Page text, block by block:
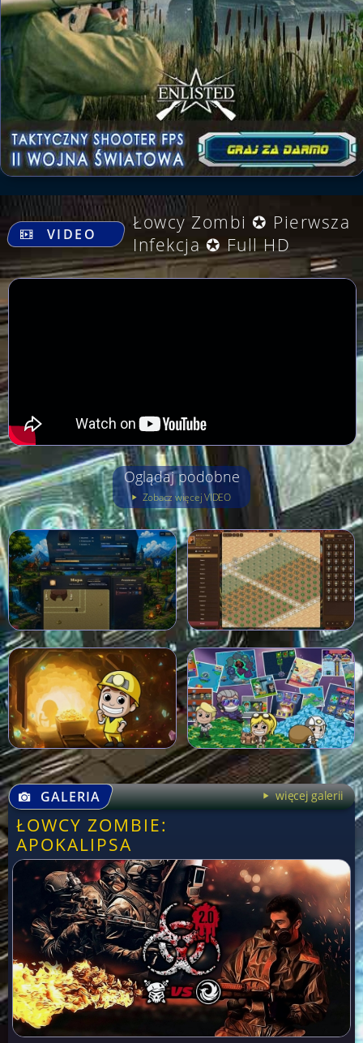
.
VIDEO
Łowcy Zombi ✪ Pierwsza
Infekcja ✪ Full HD
Oglądaj podobne
Zobacz więcej VIDEO
GALERIA więcej galerii
ŁOWCY ZOMBIE:
APOKALIPSA